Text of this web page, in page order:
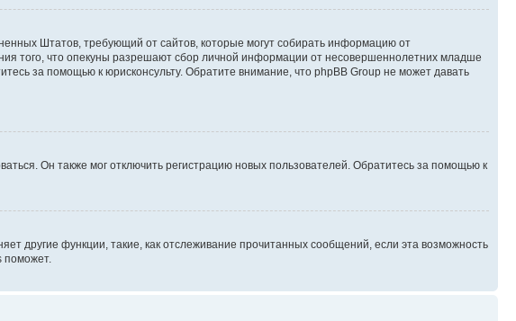
Штатов, требующий от сайтов, которые могут собирать информацию от
того, что опекуны разрешают сбор личной информации от несовершеннолетних младше
за помощью к юрисконсульту. Обратите внимание, что phpBB Group не может давать
Он также мог отключить регистрацию новых пользователей. Обратитесь за помощью к
другие функции, такие, как отслеживание прочитанных сообщений, если эта возможность
поможет.